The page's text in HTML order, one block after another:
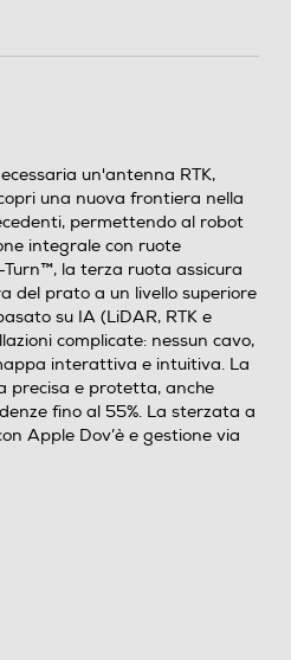
un'antenna RTK,
una nuova frontiera nella
permettendo al robot
integrale con ruote
la terza ruota assicura
del prato a un livello superiore
su IA (LiDAR, RTK e
complicate: nessun cavo,
interattiva e intuitiva. La
precisa e protetta, anche
fino al 55%. La sterzata a
Apple Dov’è e gestione via